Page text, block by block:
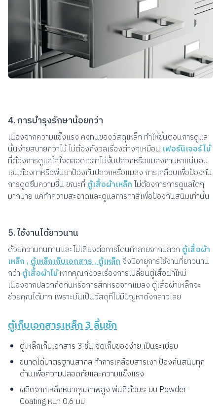
4. การบำรุงรักษาน้อยกว่า
เนื่องจากความแข็งแรง คงทนของวัสดุเหล็ก ทำให้ขั้นตอนการดูแล
นั้นง่ายสบายกว่าไม้ ไม่ต้องกังวลเรื่องต่างๆเหมือน เฟอร์นิเจอร์ไม้
ที่ต้องการดูแลใส่ใจตลอดเวลาไม่งั้นปลวกหรือแมลงถามหาแน่นอน
เช่นต้องทาหรือพ่นยาป้องกันปลวกหรือแมลง การเคลือบเพื่อป้องกัน
การดูดซึมความชื้น ขณะที่ ตู้เสื้อผ้าเหล็กไม่ต้องการการดูแลใดๆ
มากมาย แค่ทำความสะอาดและดูแลการทาสีเพื่อป้องกันสนิมเท่านั้น
5. ใช้งานได้ยาวนาน
ด้วยความทนทานและไม่เสี่ยงต่อการโดนทำลายจากปลวก ตู้เสื้อผ้า
เหล็ก ,ตู้เหล็กเก็บเอกสาร , ตู้เหล็กจึงมีอายุการใช้งานที่ยาวนาน
กว่า ตู้เสื้อผ้าไม้หากคุณกังวลเรื่องการเปลี่ยนตู้เสื้อผ้าใหม่
เนื่องจากปลวกกัดกินหรือการสึกหรอจากแมลง ตู้เสื้อผ้าเหล็กจะ
ช่วยคุณได้มาก เพราะมันเป็นวัสดุที่ไม่มีปัญหาดังกล่าวเลย
ตู้เก็บเอกสารเหล็ก 3 ลิ้นชัก
ตู้เหล็กเก็บเอกสาร 3 ชั้น จัดเก็บของง่าย เป็นระเบียบ
ขนาดได้มาตรฐานสากล ทำการเคลือบสารเงา ป้องกันสนิมทุก
ด้านเพื่อความปลอดภัยและความแข็งแรง
ผลิตจากเหล็กหนาคุณภาพสูง พ่นสีด้วยระบบ Powder
Coating หนา 0.6 มม